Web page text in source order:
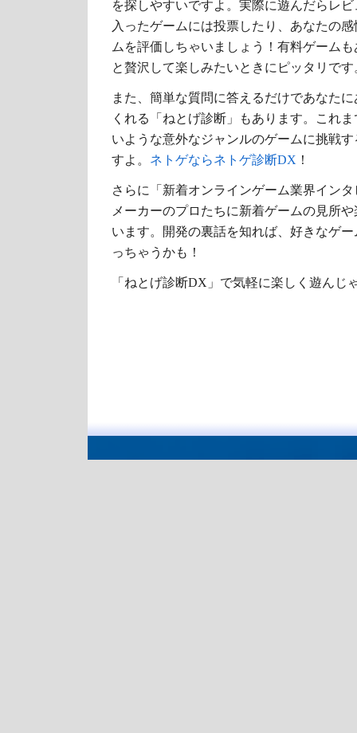
を探しやすいですよ。実際に遊んだらレ
入ったゲームには投票したり、あなたの
ムを評価しちゃいましょう！有料ゲーム
と贅沢して楽しみたいときにピッタリです
また、簡単な質問に答えるだけであなた
くれる「ねとげ診断」もあります。これ
いような意外なジャンルのゲームに挑戦
すよ。 ネトゲならネトゲ診断DX ！
さらに「新着オンラインゲーム業界イン
メーカーのプロたちに新着ゲームの見所
います。開発の裏話を知れば、好きなゲ
っちゃうかも！
「ねとげ診断DX」で気軽に楽しく遊んじ